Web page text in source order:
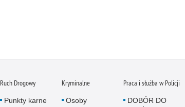
Ruch Drogowy
Punkty karne
Kryminalne
Osoby
Praca i służba w Policji
DOBÓR DO